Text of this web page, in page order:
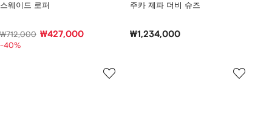
스웨이드 로퍼
₩712,000 ₩427,000
-40%
주카 제파 더비 슈즈
₩1,234,000